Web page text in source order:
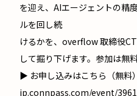
を迎え、AIエージェントの精
ルを回し続
けるかを、overflow 取締役
して掘り下げます。参加は無料
▶ お申し込みはこちら（無料
jp.connpass.com/event/